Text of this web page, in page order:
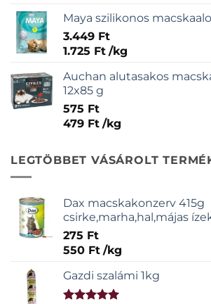
Maya szilikonos
3.449 Ft
1.725 Ft /kg
Auchan alutasakos
12x85 g
575 Ft
479 Ft /kg
LEGTÖBBET VÁSÁROLT
Dax macskakonzerv 415g
csirke,marha,hal,májas
275 Ft
550 Ft /kg
Gazdi szalámi 1kg